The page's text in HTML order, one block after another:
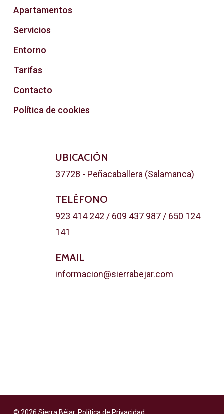
Apartamentos
Servicios
Entorno
Tarifas
Contacto
Política de cookies
UBICACIÓN
37728 - Peñacaballera (Salamanca)
TELÉFONO
923 414 242 / 609 437 987 / 650 124
141
EMAIL
informacion@sierrabejar.com